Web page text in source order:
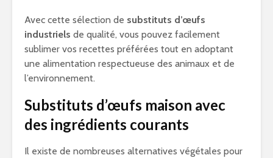
Avec cette sélection de substituts d’œufs
industriels de qualité, vous pouvez facilement
sublimer vos recettes préférées tout en adoptant
une alimentation respectueuse des animaux et de
l’environnement.
Substituts d’œufs maison avec
des ingrédients courants
Il existe de nombreuses alternatives végétales pour